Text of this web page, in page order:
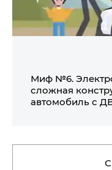
Миф №6.
сложная
автомобиль с